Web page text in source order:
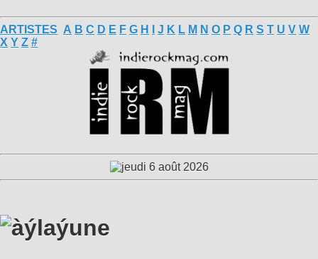
ARTISTES A B C D E F G H J K L M N O P Q R S T U V W
X Y Z #